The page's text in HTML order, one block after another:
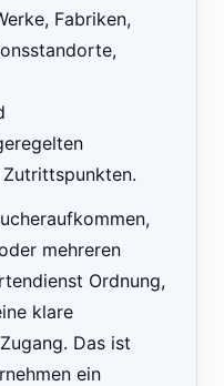
Fabriken,
mehreren
Ordnung,
klare
Das ist
ein